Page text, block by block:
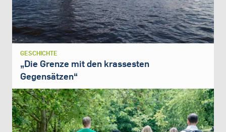
GESCHICHTE
„Die Grenze mit den krassesten
Gegensätzen“